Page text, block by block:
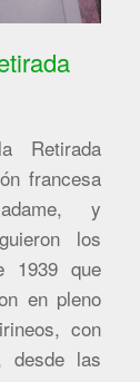
Retirada
francesa
y
los
1939 que
en pleno
con
desde las